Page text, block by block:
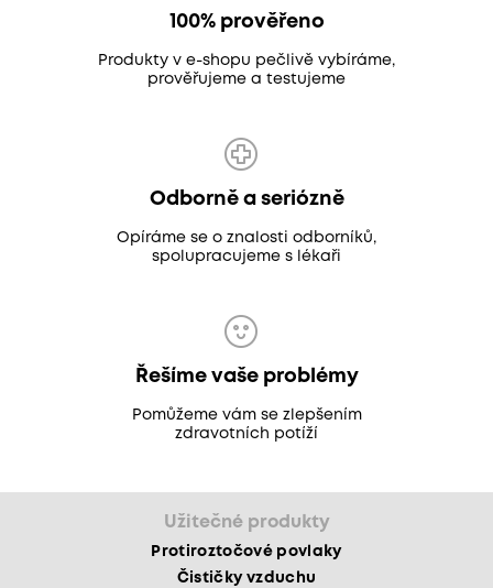
100% prověřeno
Produkty v e-shopu pečlivě vybíráme,
prověřujeme a testujeme
Odborně a seriózně
Opíráme se o znalosti odborníků,
spolupracujeme s lékaři
Řešíme vaše problémy
Pomůžeme vám se zlepšením
zdravotních potíží
Užitečné produkty
Protiroztočové povlaky
Čističky vzduchu